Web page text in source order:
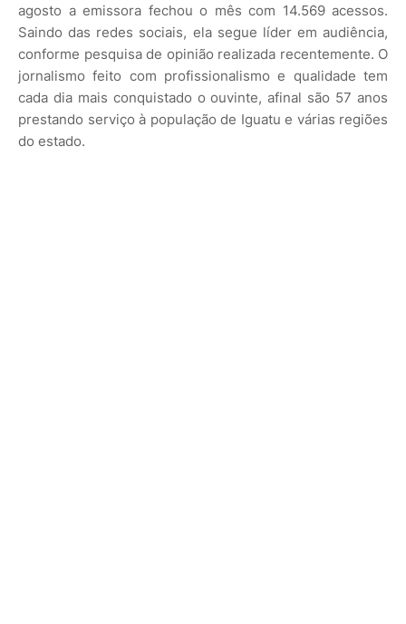
agosto a emissora fechou o mês com 14.569 acessos.
Saindo das redes sociais, ela segue líder em audiência,
conforme pesquisa de opinião realizada recentemente. O
jornalismo feito com profissionalismo e qualidade tem
cada dia mais conquistado o ouvinte, afinal são 57 anos
prestando serviço à população de Iguatu e várias regiões
do estado.